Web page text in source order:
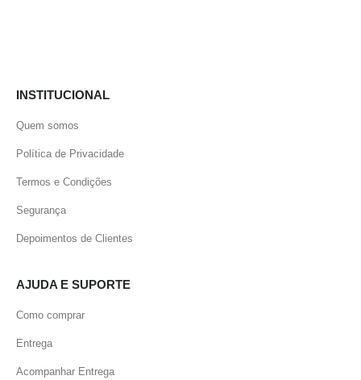
INSTITUCIONAL
Quem somos
Política de Privacidade
Termos e Condições
Segurança
Depoimentos de Clientes
AJUDA E SUPORTE
Como comprar
Entrega
Acompanhar Entrega